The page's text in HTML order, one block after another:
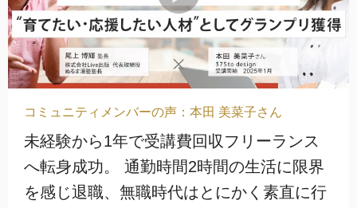
コミュニティメンバーの声：本田 美菜子さん
未経験から1年で受講費回収フリーランス
へ転身成功。 通勤時間2時間の生活に限界
を感じ退職、無職時代はとにかく素直に行